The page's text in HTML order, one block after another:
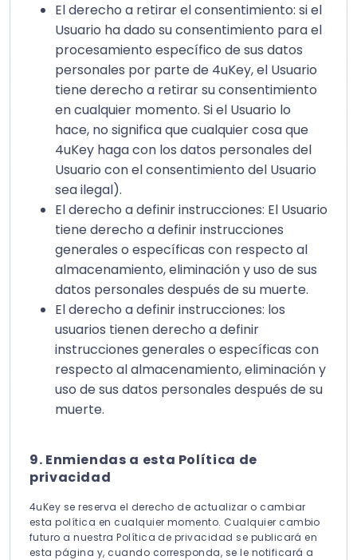
El derecho a retirar el consentimiento: si el
Usuario ha dado su consentimiento para el
procesamiento específico de sus datos
personales por parte de 4uKey, el Usuario
tiene derecho a retirar su consentimiento
en cualquier momento. Si el Usuario lo
hace, no significa que cualquier cosa que
4uKey haga con los datos personales del
Usuario con el consentimiento del Usuario
sea ilegal).
El derecho a definir instrucciones: El Usuario
tiene derecho a definir instrucciones
generales o específicas con respecto al
almacenamiento, eliminación y uso de sus
datos personales después de su muerte.
El derecho a definir instrucciones: los
usuarios tienen derecho a definir
instrucciones generales o específicas con
respecto al almacenamiento, eliminación y
uso de sus datos personales después de su
muerte.
9. Enmiendas a esta Política de
privacidad
4uKey se reserva el derecho de actualizar o cambiar
esta política en cualquier momento. Cualquier cambio
futuro a nuestra Política de privacidad se publicará en
esta página y, cuando corresponda, se le notificará a